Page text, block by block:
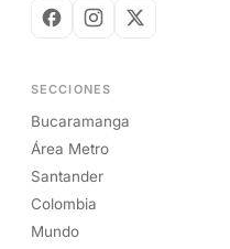
SECCIONES
Bucaramanga
Área Metro
Santander
Colombia
Mundo